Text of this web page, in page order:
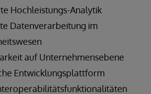
Hochleistungs-Analytik
Datenverarbeitung im
auf Unternehmensebene
Entwicklungsplattform